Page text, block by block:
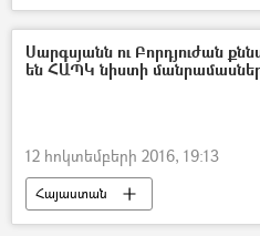
Սարգսյանն ու Բորդյուժան
են ՀԱՊԿ նիստի
12 հոկտեմբերի 2016, 19:13
Հայաստան